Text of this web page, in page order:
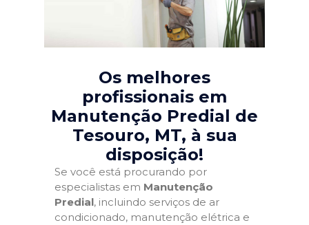
Os melhores
profissionais em
Manutenção Predial de
Tesouro, MT, à sua
disposição!
Se você está procurando por
especialistas em Manutenção
Predial, incluindo serviços de ar
condicionado, manutenção elétrica e